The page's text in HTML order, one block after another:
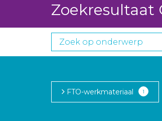
Zoekresultaat
FTO-werkmateriaal 1